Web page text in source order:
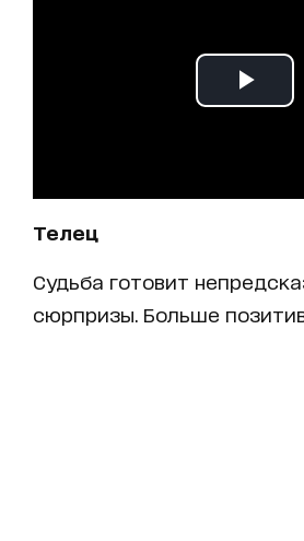
Телец
Судьба готовит
сюрпризы. Больше